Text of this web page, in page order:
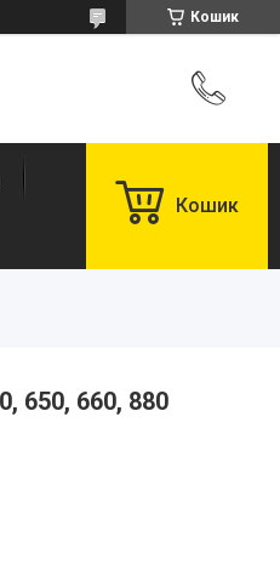
Кошик
Кошик
650, 660, 880